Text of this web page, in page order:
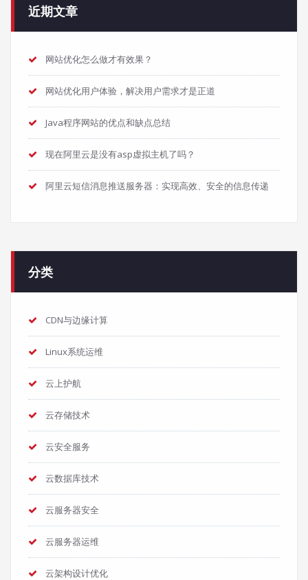
近期文章
网站优化怎么做才有效果？
网站优化用户体验，解决用户需求才是正道
Java程序网站的优点和缺点总结
现在阿里云是没有asp虚拟主机了吗？
阿里云短信消息推送服务器：实现高效、安全的信息传递
分类
CDN与边缘计算
Linux系统运维
云上护航
云存储技术
云安全服务
云数据库技术
云服务器安全
云服务器运维
云架构设计优化